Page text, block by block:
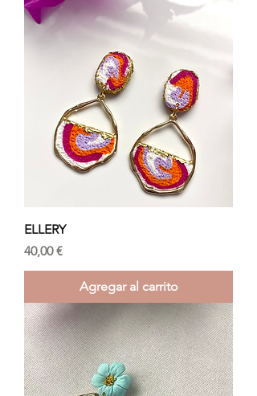
ELLERY
Precio
40,00 €
Agregar al carrito